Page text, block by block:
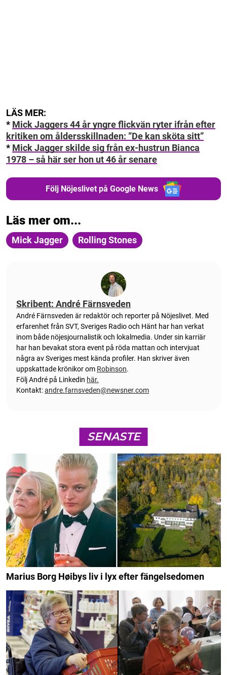
LÄS MER:
* Mick Jaggers 44 år yngre flickvän ryter ifrån efter
kritiken om åldersskillnaden: ”De kan sköta sitt”
* Mick Jagger skilde sig från ex-hustrun Bianca
1978 – så här ser hon ut 46 år senare
Följ Nöjeslivet på Google News
Läs mer om...
Mick Jagger Rolling Stones
Skribent: André Färnsveden
André Färnsveden är redaktör och reporter på Nöjeslivet. Med
erfarenhet från SVT, Sveriges Radio och Hänt har han verkat
inom både nöjesjournalistik och lokalmedia. Under sin karriär
har han bevakat stora event på röda mattan och intervjuat
några av Sveriges mest kända profiler. Han skriver även
uppskattade krönikor om Robinson.
Följ André på Linkedin här.
Kontakt:andre.farnsveden@newsner.com
SENASTE
Marius Borg Høibys liv i lyx efter fängelsedomen